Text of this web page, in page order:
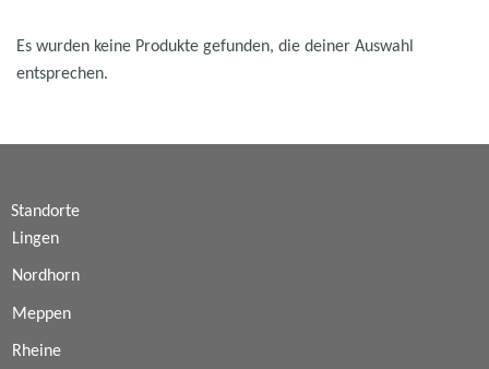
Es wurden keine Produkte gefunden, die deiner Auswahl
entsprechen.
Standorte
Lingen
Nordhorn
Meppen
Rheine